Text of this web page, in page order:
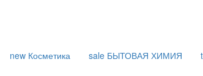
newКосметика saleБЫТОВАЯ ХИМИЯ